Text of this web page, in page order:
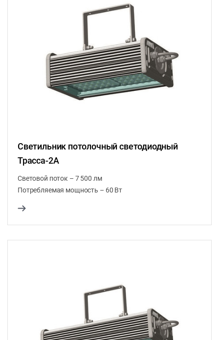
Светильник потолочный светодиодный
Трасса-2А
Световой поток – 7 500 лм
Потребляемая мощность – 60 Вт